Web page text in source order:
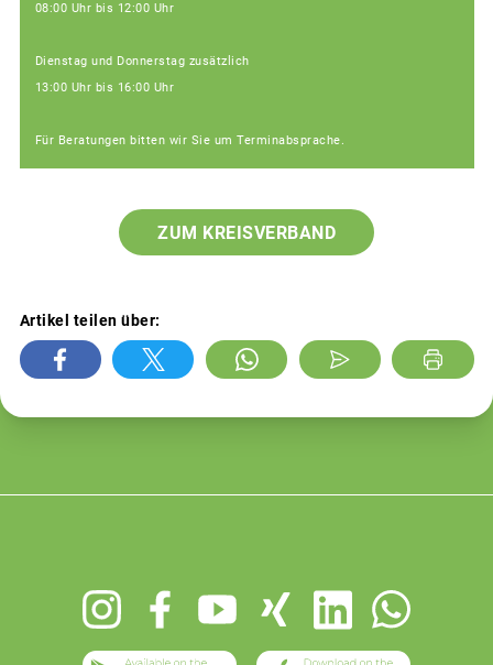
08:00 Uhr bis 12:00 Uhr
Dienstag und Donnerstag zusätzlich
13:00 Uhr bis 16:00 Uhr
Für Beratungen bitten wir Sie um Terminabsprache.
ZUM KREISVERBAND
Artikel teilen über: